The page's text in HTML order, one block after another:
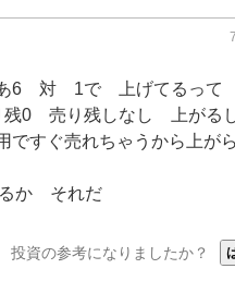
6 対 1で 上げてるって
残0 売り残しなし 上がる
すぐ売れちゃうから上が
か それだ
投資の参考になりましたか？